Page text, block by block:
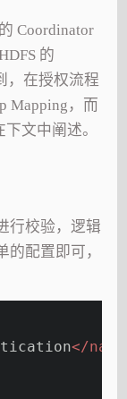
Coordinator
的
，在授权流程
Mapping，而
文中阐述。
行校验，逻辑
配置即可，
</name